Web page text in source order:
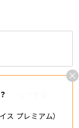
プレミアム）